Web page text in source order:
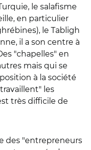
le salafisme
en particulier
le Tabligh
il a son centre à
"chapelles" en
mais qui se
à la société
les
très difficile de
des "entrepreneurs